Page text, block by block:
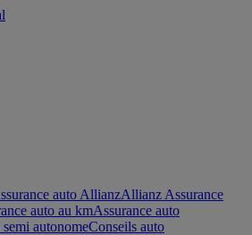
auto AllianzAllianz Assurance
auto au kmAssurance auto
autonomeConseils auto